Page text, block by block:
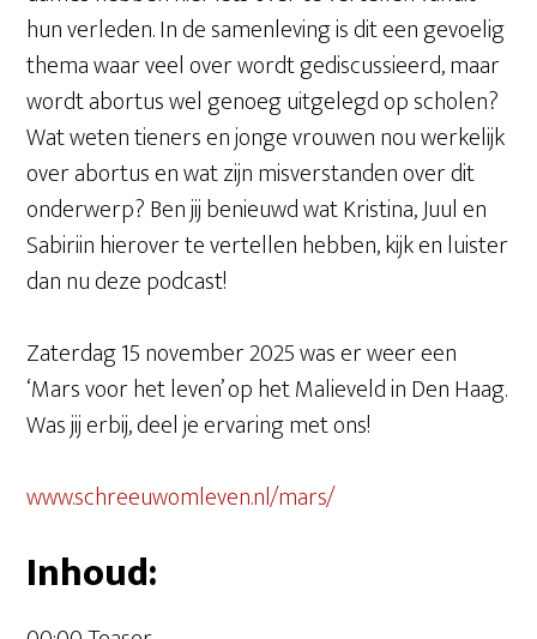
hun verleden. In de samenleving is dit een gevoelig
thema waar veel over wordt gediscussieerd, maar
wordt abortus wel genoeg uitgelegd op scholen?
Wat weten tieners en jonge vrouwen nou werkelijk
over abortus en wat zijn misverstanden over dit
onderwerp? Ben jij benieuwd wat Kristina, Juul en
Sabiriin hierover te vertellen hebben, kijk en luister
dan nu deze podcast!
Zaterdag 15 november 2025 was er weer een
‘Mars voor het leven’ op het Malieveld in Den Haag.
Was jij erbij, deel je ervaring met ons!
www.schreeuwomleven.nl/mars/
Inhoud: